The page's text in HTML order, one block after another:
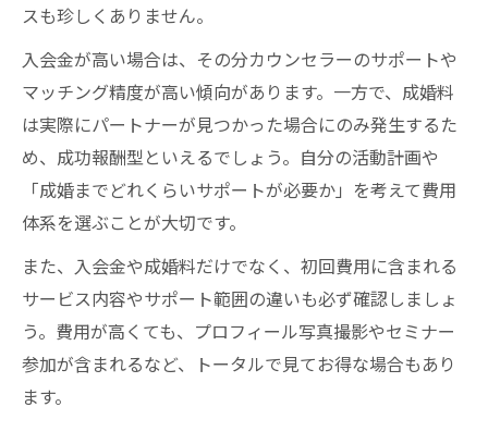
スも珍しくありません。
入会金が高い場合は、その分カウンセラーのサポートや
マッチング精度が高い傾向があります。一方で、成婚料
は実際にパートナーが見つかった場合にのみ発生するた
め、成功報酬型といえるでしょう。自分の活動計画や
「成婚までどれくらいサポートが必要か」を考えて費用
体系を選ぶことが大切です。
また、入会金や成婚料だけでなく、初回費用に含まれる
サービス内容やサポート範囲の違いも必ず確認しましょ
う。費用が高くても、プロフィール写真撮影やセミナー
参加が含まれるなど、トータルで見てお得な場合もあり
ます。